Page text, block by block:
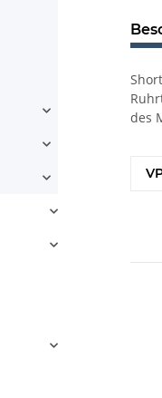
des